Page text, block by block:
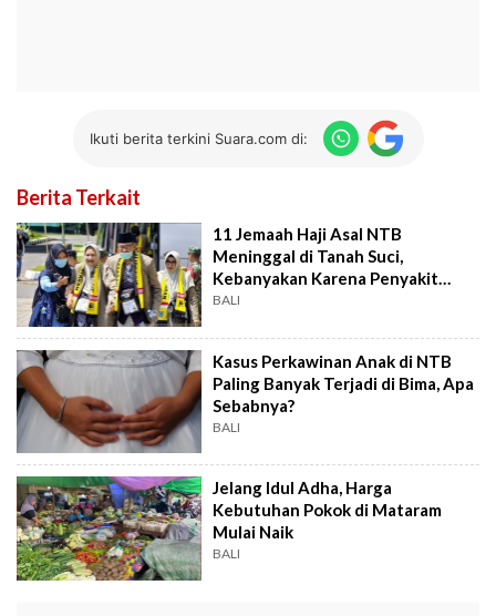
Ikuti berita terkini Suara.com di:
Berita Terkait
11 Jemaah Haji Asal NTB
Meninggal di Tanah Suci,
Kebanyakan Karena Penyakit
Jantung
BALI
Kasus Perkawinan Anak di NTB
Paling Banyak Terjadi di Bima, Apa
Sebabnya?
BALI
Jelang Idul Adha, Harga
Kebutuhan Pokok di Mataram
Mulai Naik
BALI